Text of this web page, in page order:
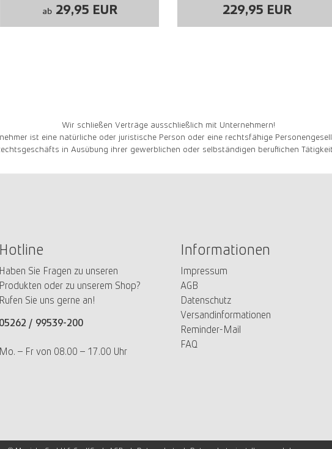
ab29,95 EUR 229,95 EUR
Wir schließen Verträge ausschließlich mit Unternehmern!
ist eine natürliche oder juristische Person oder eine rechtsfähige
in Ausübung ihrer gewerblichen oder selbständigen beruflichen
Hotline
Haben Sie Fragen zu unseren
Produkten oder zu unserem Shop?
Rufen Sie uns gerne an!
05262 / 99539-200
Mo. – Fr von 08.00 – 17.00 Uhr
Informationen
Impressum
AGB
Datenschutz
Versandinformationen
Reminder-Mail
FAQ